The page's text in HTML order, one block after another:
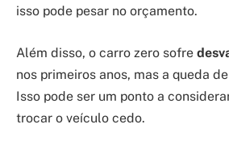
isso pode pesar no orçamento.
Além disso, o carro zero sofre
nos primeiros anos, mas a queda
Isso pode ser um ponto a
trocar o veículo cedo.